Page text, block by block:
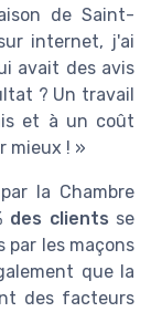
de Saint-
internet, j'ai
avait des avis
? Un travail
et à un coût
mieux ! »
la Chambre
des clients se
les maçons
que la
des facteurs